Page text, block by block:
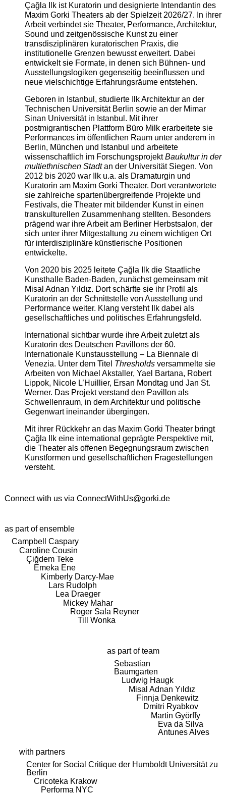
Çağla Ilk ist Kuratorin und designierte Intendantin des
Maxim Gorki Theaters ab der Spielzeit 2026/27. In ihrer
Arbeit verbindet sie Theater, Performance, Architektur,
Sound und zeitgenössische Kunst zu einer
transdisziplinären kuratorischen Praxis, die
institutionelle Grenzen bewusst erweitert. Dabei
entwickelt sie Formate, in denen sich Bühnen- und
Ausstellungslogiken gegenseitig beeinflussen und
neue vielschichtige Erfahrungsräume entstehen.
Geboren in Istanbul, studierte Ilk Architektur an der
Technischen Universität Berlin sowie an der Mimar
Sinan Universität in Istanbul. Mit ihrer
postmigrantischen Plattform Büro Milk erarbeitete sie
Performances im öffentlichen Raum unter anderem in
Berlin, München und Istanbul und arbeitete
wissenschaftlich im ForschungsprojektBaukultur in der
multiethnischen Stadtan der Universität Siegen. Von
2012 bis 2020 war Ilk u.a. als Dramaturgin und
Kuratorin am Maxim Gorki Theater. Dort verantwortete
sie zahlreiche spartenübergreifende Projekte und
Festivals, die Theater mit bildender Kunst in einen
transkulturellen Zusammenhang stellten. Besonders
prägend war ihre Arbeit am Berliner Herbstsalon, der
sich unter ihrer Mitgestaltung zu einem wichtigen Ort
für interdisziplinäre künstlerische Positionen
entwickelte.
Von 2020 bis 2025 leitete Çağla Ilk die Staatliche
Kunsthalle Baden-Baden, zunächst gemeinsam mit
Misal Adnan Yıldız. Dort schärfte sie ihr Profil als
Kuratorin an der Schnittstelle von Ausstellung und
Performance weiter. Klang versteht Ilk dabei als
gesellschaftliches und politisches Erfahrungsfeld.
International sichtbar wurde ihre Arbeit zuletzt als
Kuratorin des Deutschen Pavillons der 60.
Internationale Kunstausstellung – La Biennale di
Venezia. Unter dem Titel Thresholdsversammelte sie
Arbeiten von Michael Akstaller, Yael Bartana, Robert
Lippok, Nicole L’Huillier, Ersan Mondtag und Jan St.
Werner. Das Projekt verstand den Pavillon als
Schwellenraum, in dem Architektur und politische
Gegenwart ineinander übergingen.
Mit ihrer Rückkehr an das Maxim Gorki Theater bringt
Çağla Ilk eine international geprägte Perspektive mit,
die Theater als offenen Begegnungsraum zwischen
Kunstformen und gesellschaftlichen Fragestellungen
versteht.
Connect with us via ConnectWithUs@gorki.de
as part of ensemble
Campbell Caspary
Caroline Cousin
Çiğdem Teke
Emeka Ene
Kimberly Darcy-Mae
Lars Rudolph
Lea Draeger
Mickey Mahar
Roger Sala Reyner
Till Wonka
as part of team
Sebastian
Baumgarten
Ludwig Haugk
Misal Adnan Yıldız
Finnja Denkewitz
Dmitri Ryabkov
Martin Györffy
Eva da Silva
Antunes Alves
with partners
Center for Social Critique der Humboldt Universität zu
Berlin
Cricoteka Krakow
Performa NYC